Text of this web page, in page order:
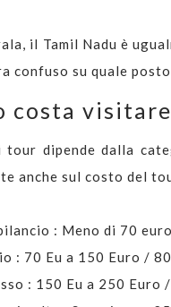
il Tamil Nadu è
confuso su quale
costa
tour dipende dalla
anche sul costo del
: Meno di 70
: 70 Eu a 150 Euro /
: 150 Eu a 250 Euro